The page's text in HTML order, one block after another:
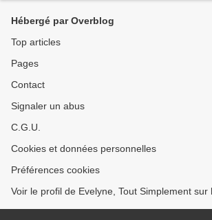
Hébergé par Overblog
Top articles
Pages
Contact
Signaler un abus
C.G.U.
Cookies et données personnelles
Préférences cookies
Voir le profil de Evelyne, Tout Simplement sur